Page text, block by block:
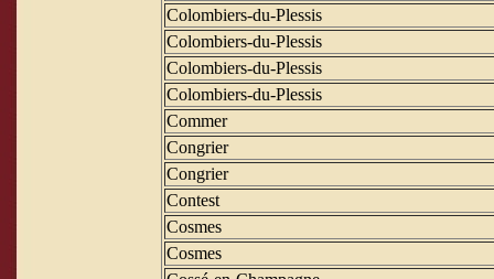
Colombiers-du-Plessis
Colombiers-du-Plessis
Colombiers-du-Plessis
Colombiers-du-Plessis
Commer
Congrier
Congrier
Contest
Cosmes
Cosmes